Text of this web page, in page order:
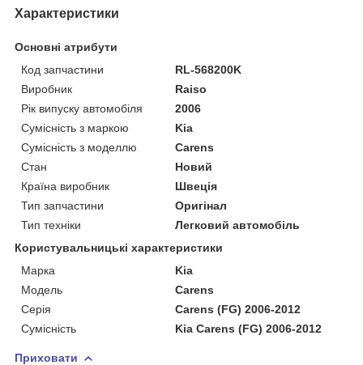
Характеристики
Основні атрибути
Код запчастини
RL-568200K
Виробник
Raiso
Рік випуску автомобіля
2006
Сумісність з маркою
Kia
Сумісність з моделлю
Carens
Стан
Новий
Країна виробник
Швеція
Тип запчастини
Оригінал
Тип техніки
Легковий автомобіль
Користувальницькі характеристики
Марка
Kia
Мoдель
Carens
Серія
Carens (FG) 2006-2012
Сумісність
Kia Carens (FG) 2006-2012
Приховати